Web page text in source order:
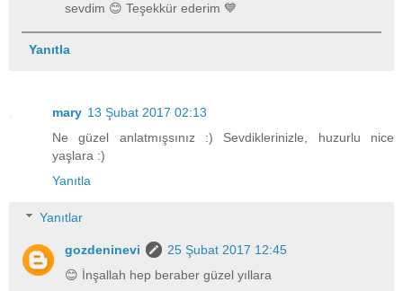
sevdim 😊 Teşekkür ederim 💙
Yanıtla
mary 13 Şubat 2017 02:13
Ne güzel anlatmışsınız :) Sevdiklerinizle, huzurlu nice
yaşlara :)
Yanıtla
Yanıtlar
gozdeninevi
25 Şubat 2017 12:45
😊 İnşallah hep beraber güzel yıllara